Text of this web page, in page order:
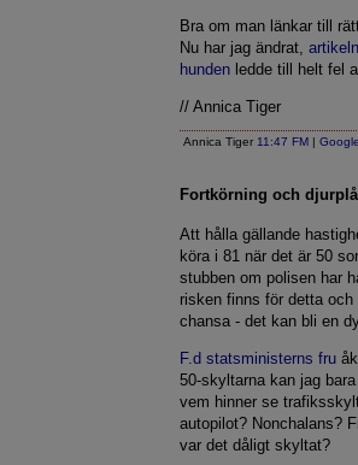
Bra om man länkar till
Nu har jag ändrat,
hunden ledde till helt fel
// Annica Tiger
Annica Tiger 11:47 FM |Google
Fortkörning och
Att hålla gällande
köra i 81 när det är 50
stubben om polisen har
risken finns för detta
chansa - det kan bli en
F.d statsministerns fru
50-skyltarna kan jag
vem hinner se
autopilot? Nonchalans?
var det dåligt skyltat?